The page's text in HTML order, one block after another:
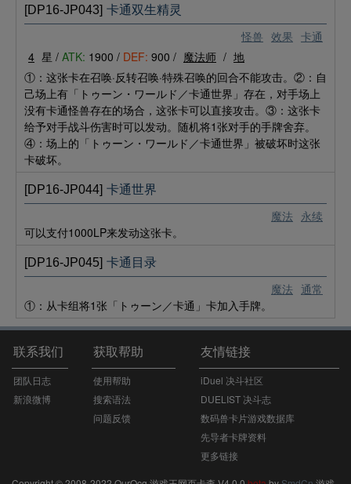
怪兽 效果 卡通
[DP16-JP043] 卡通双生精灵
4 星 / ATK: 1900 / DEF: 900 / 魔法师 / 地
①：这张卡在召唤·反转召唤·特殊召唤的回合不能攻击。②：自
己场上有「トゥーン・ワールド／卡通世界」存在，对手场上
没有卡通怪兽存在的场合，这张卡可以直接攻击。③：这张卡
给予对手战斗伤害时可以发动。随机将1张对手的手牌舍弃。
④：场上的「トゥーン・ワールド／卡通世界」被破坏时这张
卡破坏。
魔法 永续
[DP16-JP044] 卡通世界
可以支付1000LP来发动这张卡。
魔法 通常
[DP16-JP045] 卡通目录
①：从卡组将1张「トゥーン／卡通」卡加入手牌。
联系我们
团队日志
新浪微博
获取帮助
使用帮助
搜索语法
问题反馈
友情链接
iDuel 决斗社区
DUELIST 决斗志
数码兽卡片游戏数据库
先导者卡牌资料
更多链接